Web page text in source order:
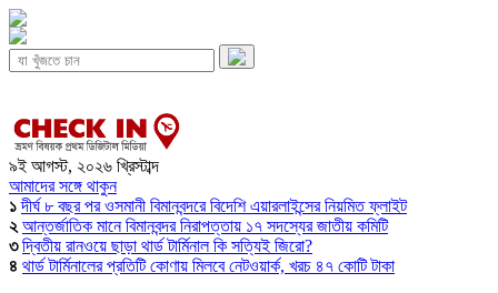
৯ই আগস্ট, ২০২৬ খ্রিস্টাব্দ
আমাদের সঙ্গে থাকুন
১ দীর্ঘ ৮ বছর পর ওসমানী বিমানবন্দরে বিদেশি এয়ারলাইন্সের নিয়মিত ফ্লাইট
২ আন্তর্জাতিক মানে বিমানবন্দর নিরাপত্তায় ১৭ সদস্যের জাতীয় কমিটি
৩ দ্বিতীয় রানওয়ে ছাড়া থার্ড টার্মিনাল কি সত্যিই জিরো?
৪ থার্ড টার্মিনালের প্রতিটি কোণায় মিলবে নেটওয়ার্ক, খরচ ৪৭ কোটি টাকা